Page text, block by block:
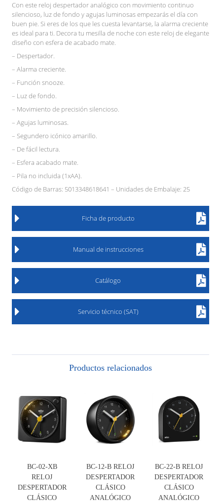
Con este reloj despertador analógico con movimiento continuo
silencioso, luz de fondo y agujas luminosas empezarás el día con
buen pie. Si eres de los que les cuesta levantarse, la alarma creciente
es ideal para ti. Decora tu mesilla de noche con este reloj de elegante
diseño con esfera de acabado mate.
– Despertador.
– Alarma creciente.
– Función snooze.
– Luz de fondo.
– Movimiento de precisión silencioso.
– Agujas luminosas.
– Segundero icónico amarillo.
– De fácil lectura.
– Esfera acabado mate.
– Pila no incluida (1xAA).
Código de Barras: 5013348618641 – Unidades de Embalaje: 25
Ficha de producto
Manual de instrucciones
Catálogo
Servicio técnico (SAT)
Productos relacionados
BC-02-XB
RELOJ
DESPERTADOR
CLÁSICO
BC-12-B RELOJ
DESPERTADOR
CLÁSICO
ANALÓGICO
BC-22-B RELOJ
DESPERTADOR
CLÁSICO
ANALÓGICO